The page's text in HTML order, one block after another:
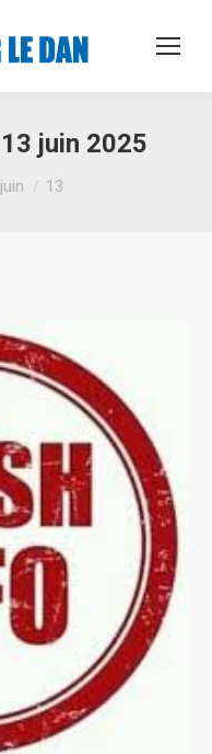
13 juin 2025
juin 13